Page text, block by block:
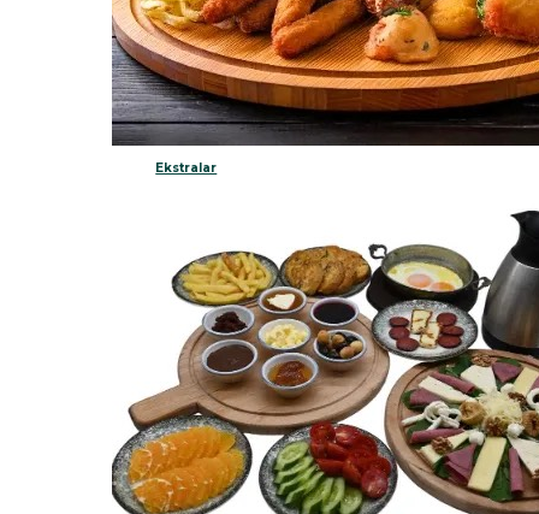
Ekstralar